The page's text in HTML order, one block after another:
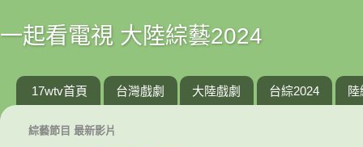
一起看電視 大陸綜藝2024
17wtv首頁 台灣戲劇 大陸戲劇 台綜2024 陸
綜藝節目 最新影片